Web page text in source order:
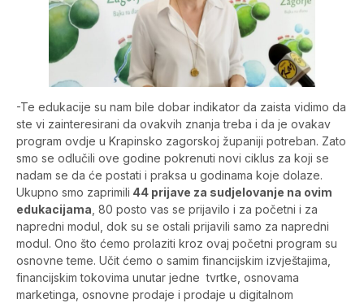
-Te edukacije su nam bile dobar indikator da zaista vidimo da
ste vi zainteresirani da ovakvih znanja treba i da je ovakav
program ovdje u Krapinsko zagorskoj županiji potreban. Zato
smo se odlučili ove godine pokrenuti novi ciklus za koji se
nadam se da će postati i praksa u godinama koje dolaze.
Ukupno smo zaprimili 44 prijave za sudjelovanje na ovim
edukacijama , 80 posto vas se prijavilo i za početni i za
napredni modul, dok su se ostali prijavili samo za napredni
modul. Ono što ćemo prolaziti kroz ovaj početni program su
osnovne teme. Učit ćemo o samim financijskim izvještajima,
financijskim tokovima unutar jedne tvrtke, osnovama
marketinga, osnovne prodaje i prodaje u digitalnom